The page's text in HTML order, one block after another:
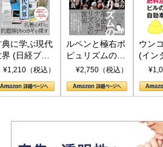
典に学ぶ現代
界 (日経プレ
アシリーズ)
¥1,210（税込）
ルペンと極右ポ
ピュリズムの時
代：〈ヤヌス〉
¥2,750（税込）
ウン
(イン
ョナ